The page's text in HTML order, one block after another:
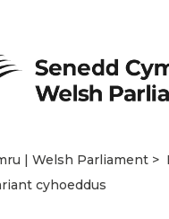
| Welsh Parliament
cyhoeddus